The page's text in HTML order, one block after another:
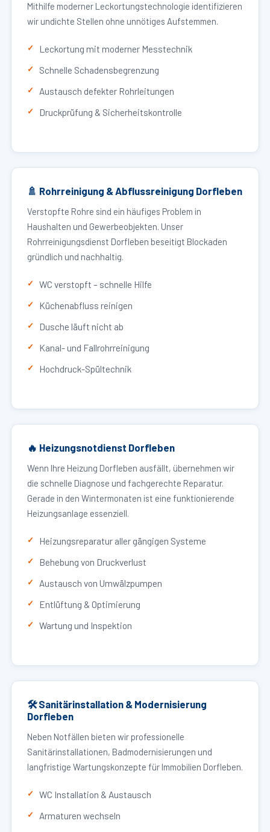
Mithilfe moderner Leckortungstechnologie identifizieren
wir undichte Stellen ohne unnötiges Aufstemmen.
Leckortung mit moderner Messtechnik
Schnelle Schadensbegrenzung
Austausch defekter Rohrleitungen
Druckprüfung & Sicherheitskontrolle
🚿 Rohrreinigung & Abflussreinigung Dorfleben
Verstopfte Rohre sind ein häufiges Problem in
Haushalten und Gewerbeobjekten. Unser
Rohrreinigungsdienst Dorfleben beseitigt Blockaden
gründlich und nachhaltig.
WC verstopft – schnelle Hilfe
Küchenabfluss reinigen
Dusche läuft nicht ab
Kanal- und Fallrohrreinigung
Hochdruck-Spültechnik
🔥 Heizungsnotdienst Dorfleben
Wenn Ihre Heizung Dorfleben ausfällt, übernehmen wir
die schnelle Diagnose und fachgerechte Reparatur.
Gerade in den Wintermonaten ist eine funktionierende
Heizungsanlage essenziell.
Heizungsreparatur aller gängigen Systeme
Behebung von Druckverlust
Austausch von Umwälzpumpen
Entlüftung & Optimierung
Wartung und Inspektion
🛠 Sanitärinstallation & Modernisierung
Dorfleben
Neben Notfällen bieten wir professionelle
Sanitärinstallationen, Badmodernisierungen und
langfristige Wartungskonzepte für Immobilien Dorfleben.
WC Installation & Austausch
Armaturen wechseln